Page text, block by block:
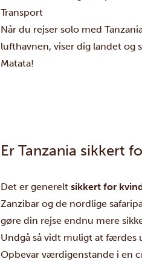
Transport
Når du rejser solo med
lufthavnen, viser dig landet og
Matata!
Er Tanzania sikkert
Det er generelt sikkert for
Zanzibar og de nordlige
gøre din rejse endnu mere
Undgå så vidt muligt at færdes
Opbevar værdigenstande i en